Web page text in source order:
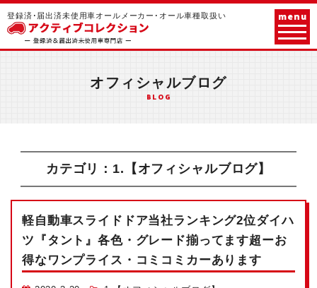
登録済･届出済未使用車オールメーカー･オール車種取扱い menu
オフィシャルブログ
BLOG
カテゴリ：1.【オフィシャルブログ】
軽自動車スライドドア当社ランキング2位ダイハ
ツ『タント』各色・グレード揃ってます超ーお
得なワンプライス・コミコミカーあります